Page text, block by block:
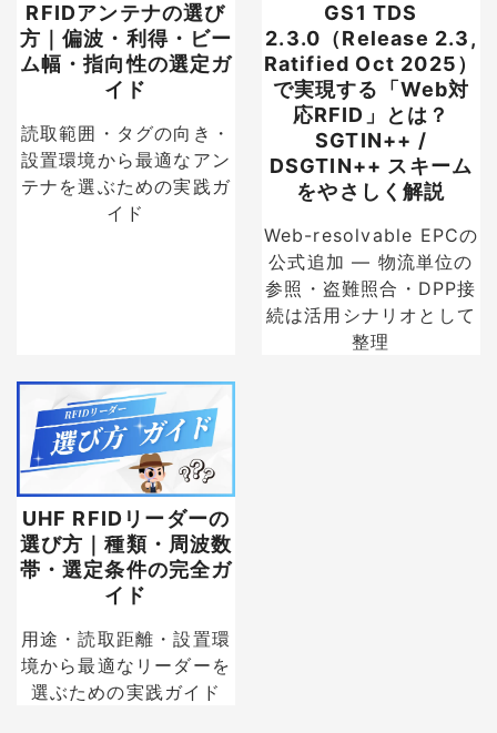
RFIDアンテナの選び
方｜偏波・利得・ビー
ム幅・指向性の選定ガ
イド
読取範囲・タグの向き・
設置環境から最適なアン
テナを選ぶための実践ガ
イド
GS1 TDS
2.3.0（Release 2.3,
Ratified Oct 2025）
で実現する「Web対
応RFID」とは？
SGTIN++ /
DSGTIN++ スキーム
をやさしく解説
Web-resolvable EPCの
公式追加 — 物流単位の
参照・盗難照合・DPP接
続は活用シナリオとして
整理
UHF RFIDリーダーの
選び方｜種類・周波数
帯・選定条件の完全ガ
イド
用途・読取距離・設置環
境から最適なリーダーを
選ぶための実践ガイド